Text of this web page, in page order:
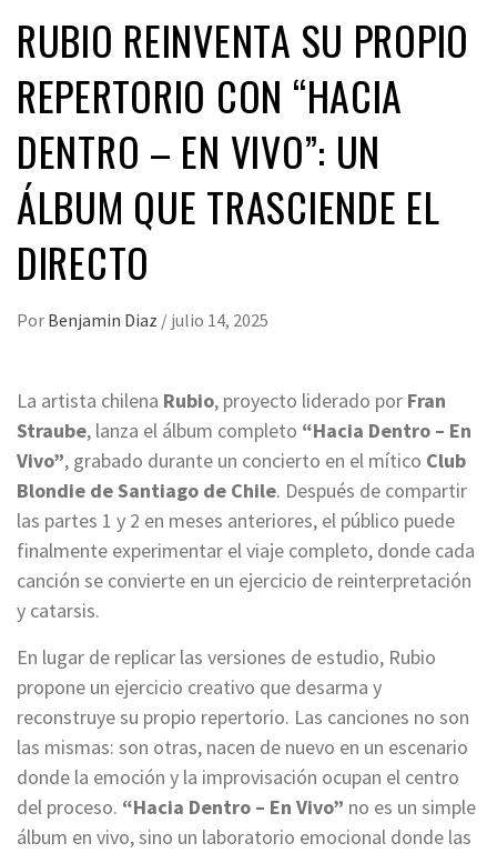
RUBIO REINVENTA SU PROPIO
REPERTORIO CON “HACIA
DENTRO – EN VIVO”: UN
ÁLBUM QUE TRASCIENDE EL
DIRECTO
Por Benjamin Diaz / julio 14, 2025
La artista chilena Rubio, proyecto liderado por Fran
Straube, lanza el álbum completo “Hacia Dentro – En
Vivo”, grabado durante un concierto en el mítico Club
Blondie de Santiago de Chile. Después de compartir
las partes 1 y 2 en meses anteriores, el público puede
finalmente experimentar el viaje completo, donde cada
canción se convierte en un ejercicio de reinterpretación
y catarsis.
En lugar de replicar las versiones de estudio, Rubio
propone un ejercicio creativo que desarma y
reconstruye su propio repertorio. Las canciones no son
las mismas: son otras, nacen de nuevo en un escenario
donde la emoción y la improvisación ocupan el centro
del proceso. “Hacia Dentro – En Vivo” no es un simple
álbum en vivo, sino un laboratorio emocional donde las